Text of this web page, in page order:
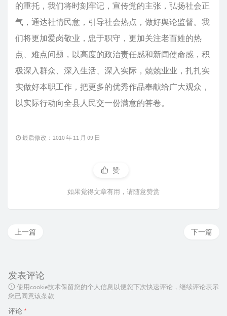
的重托，我们将时刻牢记，宣传党的主张，弘扬社会正
气，通达社情民意，引导社会热点，做好舆论监督。我
们将更加爱岗敬业，忠于职守，更加关注老百姓的热
点、难点问题，以高度的政治责任感和新闻使命感，积
极深入群众、深入生活、深入实际，兢兢业业，扎扎实
实做好本职工作，把更多的优秀作品奉献给广大观众，
以实际行动向全县人民交一份满意的答卷。
最后修改：2010 年 11 月 09 日
赞
如果觉得文章有用，请随意赞赏
下一篇
上一篇
发表评论
使用cookie技术保留您的个人信息以便您下次快速评论，继续评论表示
您已同意该条款
评论 *